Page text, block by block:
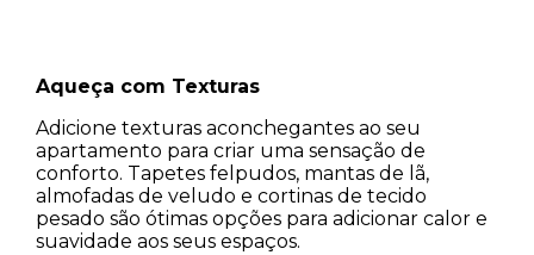
Aqueça com Texturas
Adicione texturas aconchegantes ao seu
apartamento para criar uma sensação de
conforto. Tapetes felpudos, mantas de lã,
almofadas de veludo e cortinas de tecido
pesado são ótimas opções para adicionar calor e
suavidade aos seus espaços.